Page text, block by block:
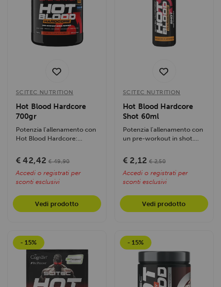
SCITEC NUTRITION
Hot Blood Hardcore
700gr
Potenzia l'allenamento con
Hot Blood Hardcore:
al top....
€ 42,42 € 49,90
Accedi o registrati per
sconti esclusivi
Vedi prodotto
SCITEC NUTRITION
Hot Blood Hardcore
Shot 60ml
Potenzia l'allenamento con
un pre-workout in shot.
focus...
€ 2,12 € 2,50
Accedi o registrati per
sconti esclusivi
Vedi prodotto
- 15% - 15%